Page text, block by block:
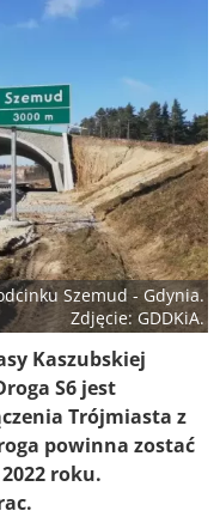
Szemud - Gdynia.
Zdjęcie: GDDKiA.
Kaszubskiej
S6 jest
Trójmiasta z
powinna zostać
roku.